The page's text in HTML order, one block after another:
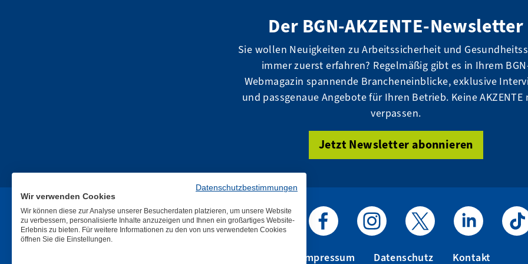
Der BGN-AKZENTE-Newsletter
Sie wollen Neuigkeiten zu Arbeitssicherheit und
immer zuerst erfahren? Regelmäßig gibt es in Ihrem
Webmagazin spannende Brancheneinblicke, exklusive
und passgenaue Angebote für Ihren Betrieb. Keine AKZENTE
verpassen.
Jetzt Newsletter abonnieren
Impressum
Datenschutz Kontakt
Datenschutzbestimmungen
Wir verwenden Cookies
Wir können diese zur Analyse unserer Besucherdaten platzieren, um unsere Website
zu verbessern, personalisierte Inhalte anzuzeigen und Ihnen ein großartiges Website-
Erlebnis zu bieten. Für weitere Informationen zu den von uns verwendeten Cookies
öffnen Sie die Einstellungen.